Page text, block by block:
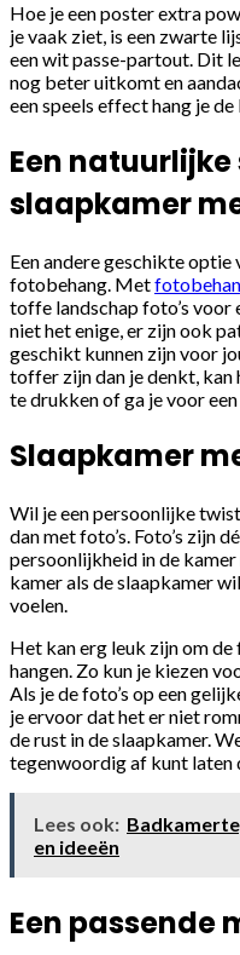
Hoe je een poster extra
je vaak ziet, is een zwarte
een wit passe-partout. Dit
nog beter uitkomt en
een speels effect hang je
Een natuurlijke
slaapkamer
Een andere geschikte optie
fotobehang. Met
toffe landschap foto’s
niet het enige, er zijn ook
geschikt kunnen zijn voor
toffer zijn dan je denkt, kan
te drukken of ga je voor
Slaapkamer
Wil je een persoonlijke
dan met foto’s. Foto’s zijn
persoonlijkheid in de kamer
kamer als de slaapkamer
voelen.
Het kan erg leuk zijn om de
hangen. Zo kun je kiezen
Als je de foto’s op een
je ervoor dat het er niet
de rust in de slaapkamer.
tegenwoordig af kunt laten
Lees ook:
en ideeën
Een passende